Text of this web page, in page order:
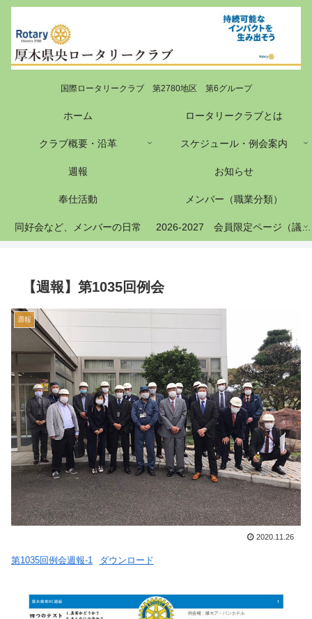
国際ロータリークラブ 第2780地区 第6グループ
ホーム ロータリークラブとは
クラブ概要・沿革 スケジュール・例会案内
週報 お知らせ
奉仕活動 メンバー（職業分類）
同好会など、メンバーの日常 2026-2027 会員限定ページ（議事録等）
【週報】第1035回例会
週報
2020.11.26
第1035回例会週報-1 ダウンロード